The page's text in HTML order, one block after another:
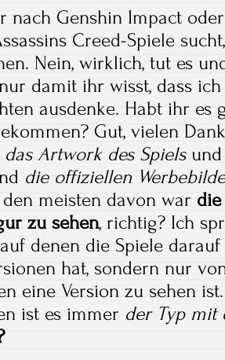
nach Genshin Impact
Creed-Spiele
Nein, wirklich, tut es
damit ihr wisst, dass
ausdenke. Habt ihr es
Gut, vielen
das Artwork des Spiels
die offiziellen
meisten davon war
zu sehen, richtig? Ich
denen die Spiele
hat, sondern nur
eine Version zu sehen
ist es immer der Typ mit